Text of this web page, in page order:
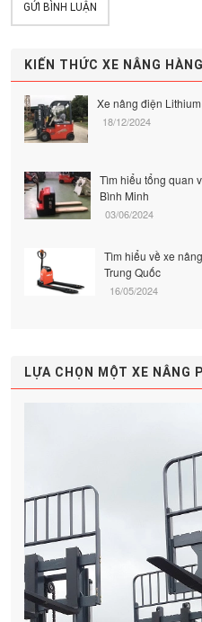
GỬI BÌNH LUẬN
KIẾN THỨC XE NÂNG HÀNG
Xe nâng điện
18/12/2024
Tìm hiểu tổng quan
Bình Minh
03/06/2024
Tìm hiểu về xe
Trung Quốc
16/05/2024
LỰA CHỌN MỘT XE NÂNG